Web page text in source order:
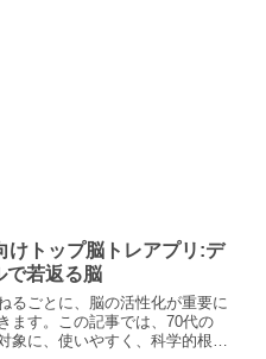
けトップ脳トレアプリ:デ
で若返る脳
るごとに、脳の活性化が重要に
ます。この記事では、70代の
象に、使いやすく、科学的根拠